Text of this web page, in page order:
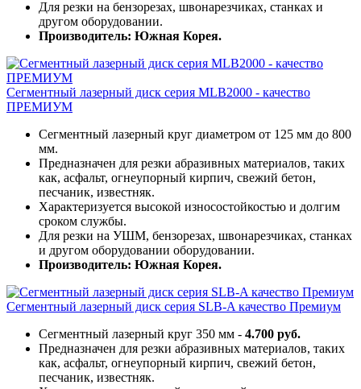
Для резки на бензорезах, швонарезчиках, станках и
другом оборудовании.
Производитель: Южная Корея.
Сегментный лазерный диск серия MLB2000 - качество
ПРЕМИУМ
Сегментный лазерный круг диаметром от 125 мм до 800
мм.
Предназначен для резки абразивных материалов, таких
как, асфальт, огнеупорный кирпич, свежий бетон,
песчаник, известняк.
Характеризуется высокой износостойкостью и долгим
сроком службы.
Для резки на УШМ, бензорезах, швонарезчиках, станках
и другом оборудовании оборудовании.
Производитель: Южная Корея.
Сегментный лазерный диск серия SLB-A качество Премиум
Сегментный лазерный круг 350 мм - 4.700 руб.
Предназначен для резки абразивных материалов, таких
как, асфальт, огнеупорный кирпич, свежий бетон,
песчаник, известняк.